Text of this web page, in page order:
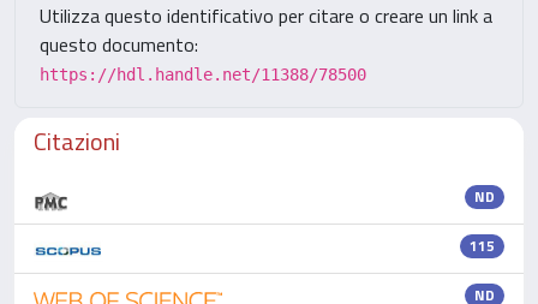
Utilizza questo identificativo per citare o creare un link a
questo documento:
https://hdl.handle.net/11388/78500
Citazioni
ND
115
ND